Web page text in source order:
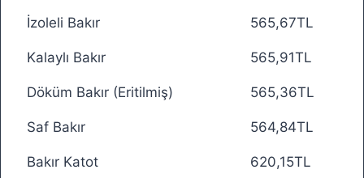
İzoleli Bakır 565,67TL
Kalaylı Bakır 565,91TL
Döküm Bakır (Eritilmiş) 565,36TL
Saf Bakır 564,84TL
Bakır Katot 620,15TL